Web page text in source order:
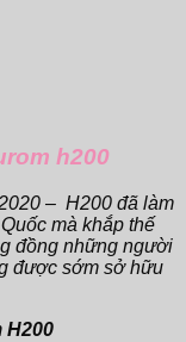
h200
– H200 đã làm
mà khắp thế
đồng những người
được sớm sở hữu
H200